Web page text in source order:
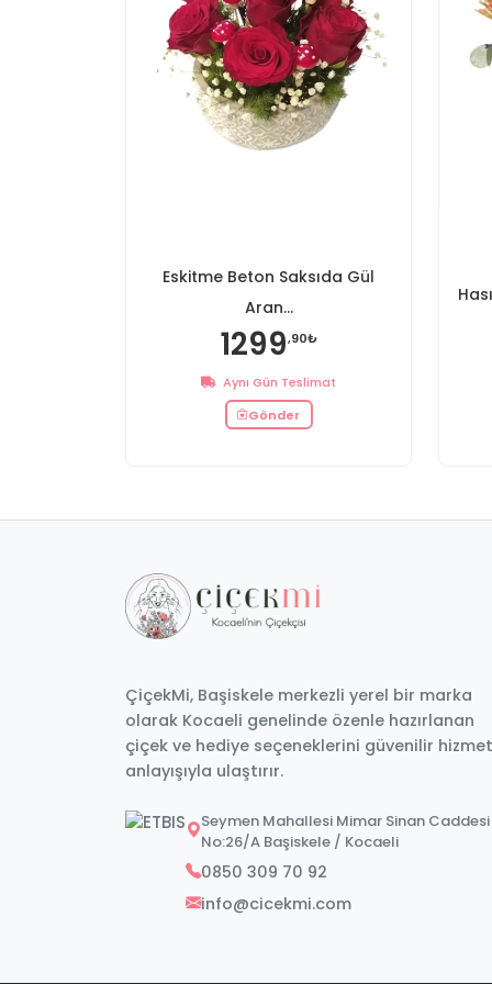
Eskitme Beton Saksıda Gül
Aran...
1299,90₺
Aynı Gün Teslimat
Gönder
ÇiçekMi, Başiskele merkezli yerel bir marka
olarak Kocaeli genelinde özenle hazırlanan
çiçek ve hediye seçeneklerini güvenilir hizmet
anlayışıyla ulaştırır.
Seymen Mahallesi Mimar Sinan Caddesi
No:26/A Başiskele / Kocaeli
0850 309 70 92
info@cicekmi.com